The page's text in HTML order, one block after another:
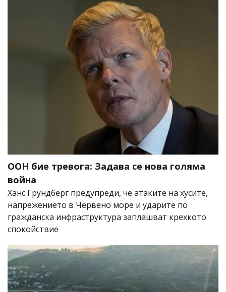
ООН бие тревога: Задава се нова голяма
война
Ханс Грундберг предупреди, че атаките на хусите,
напрежението в Червено море и ударите по
гражданска инфраструктура заплашват крехкото
спокойствие